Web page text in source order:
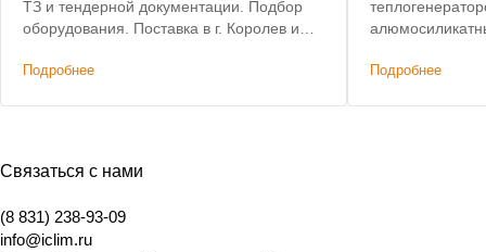
ТЗ и тендерной документации. Подбор
оборудования. Поставка в г. Королев и
Подробнее
Бесплатная
Подробнее
Связаться с нами
(8 831) 238-93-09
info@iclim.ru